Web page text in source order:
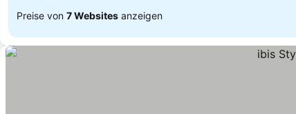
Preise von 7 Websites anzeigen